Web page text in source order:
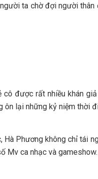
ta chờ đợi người
cô được rất nhiều khán
ôn lại những kỷ niệm thời
Hà Phương không chỉ tái
Mv ca nhạc và